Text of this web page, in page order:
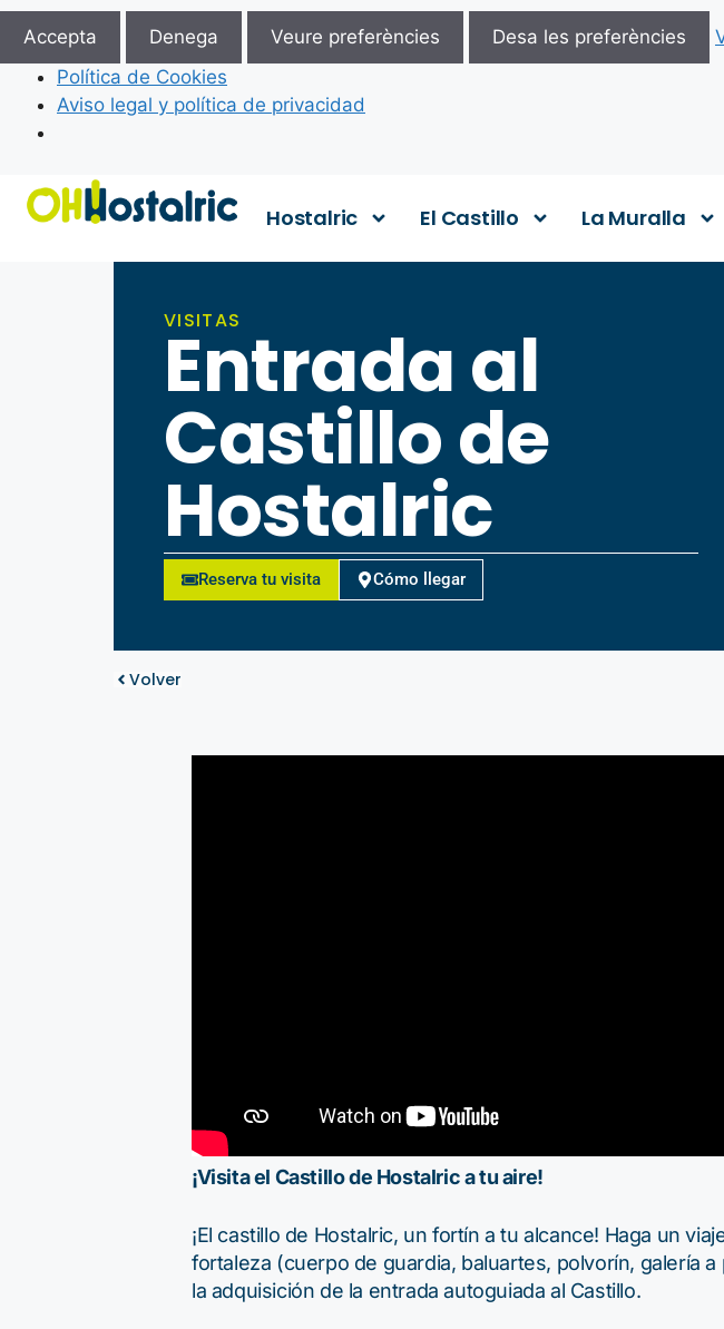
Accepta Denega Veure preferències Desa les preferències
Política de Cookies
Aviso legal y política de privacidad
Hostalric El Castillo La Muralla
VISITAS
Entrada al
Castillo de
Hostalric
Reserva tu visita Cómo llegar
Volver
¡Visita el Castillo de Hostalric a tu aire!
¡El castillo de Hostalric, un fortín a tu alcance! Haga un
fortaleza (cuerpo de guardia, baluartes, polvorín, galería
la adquisición de la entrada autoguiada al Castillo.